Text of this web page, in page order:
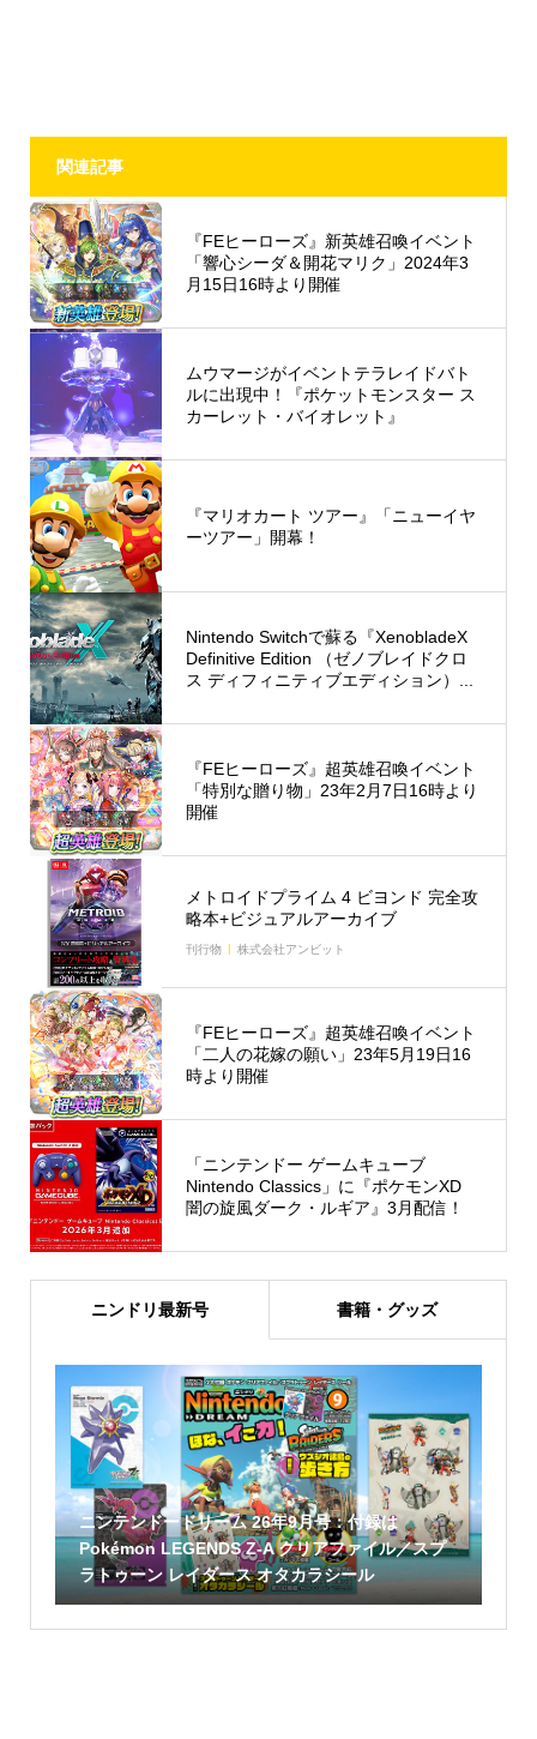
関連記事
『FEヒーローズ』新英雄召喚イベント
「響心シーダ＆開花マリク」2024年3
月15日16時より開催
ムウマージがイベントテラレイドバト
ルに出現中！『ポケットモンスター ス
カーレット・バイオレット』
『マリオカート ツアー』「ニューイヤ
ーツアー」開幕！
Nintendo Switchで蘇る『XenobladeX
Definitive Edition （ゼノブレイドクロ
ス ディフィニティブエディション）...
『FEヒーローズ』超英雄召喚イベント
「特別な贈り物」23年2月7日16時より
開催
メトロイドプライム 4 ビヨンド 完全攻
略本+ビジュアルアーカイブ
刊行物 株式会社アンビット
『FEヒーローズ』超英雄召喚イベント
「二人の花嫁の願い」23年5月19日16
時より開催
「ニンテンドー ゲームキューブ
Nintendo Classics」に『ポケモンXD
闇の旋風ダーク・ルギア』3月配信！
ニンドリ最新号 書籍・グッズ
ニンテンドードリーム 26年9月号：付録は
Pokémon LEGENDS Z-A クリアファイル／スプ
ラトゥーン レイダース オタカラシール